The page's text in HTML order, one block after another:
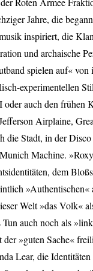
Jahre, die
inspiriert, die
und archaische
spielen auf«
experimentellen
auch den frühen
Airplaine,
die Stadt, in der
Machine.
dem
Welt »das Volk«
Tun auch noch als
der »guten Sache«
Lear, die